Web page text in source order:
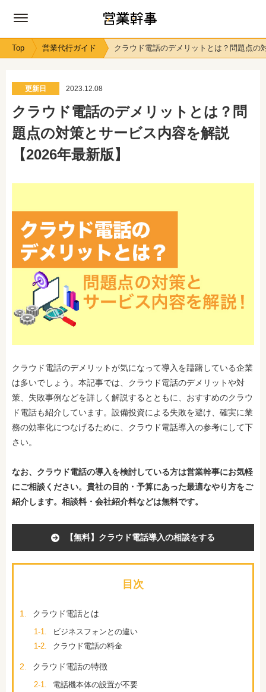
Top 営業代行ガイド クラウド電話のデメリットとは？問題点の
更新日 2023.12.08
クラウド電話のデメリットとは？問
題点の対策とサービス内容を解説
【2026年最新版】
クラウド電話のデメリットが気になって導入を躊躇している企業
は多いでしょう。本記事では、クラウド電話のデメリットや対
策、失敗事例などを詳しく解説するとともに、おすすめのクラウ
ド電話も紹介しています。設備投資による失敗を避け、確実に業
務の効率化につなげるために、クラウド電話導入の参考にして下
さい。
なお、 クラウド電話の導入を検討している方は営業幹事にお気軽
にご相談ください。貴社の目的・予算にあった最適なやり方をご
紹介します。相談料・会社紹介料などは無料です。
【無料】クラウド電話導入の相談をする
目次
1. クラウド電話とは
1-1.
ビジネスフォンとの違い
1-2.
クラウド電話の料金
2. クラウド電話の特徴
2-1.
電話機本体の設置が不要